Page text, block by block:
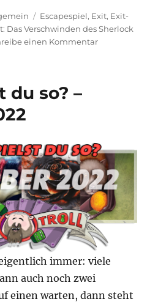
Schlagwörter
Escapespiel, Exit, Exit-
Das Verschwinden des Sherlock
einen Kommentarzu
Holmes
du so? –
immer: viele
auch noch zwei
einen warten, dann steht